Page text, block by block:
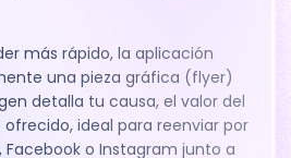
más rápido, la aplicación
una pieza gráfica (flyer)
detalla tu causa, el valor del
ideal para reenviar por
Facebook o Instagram junto a